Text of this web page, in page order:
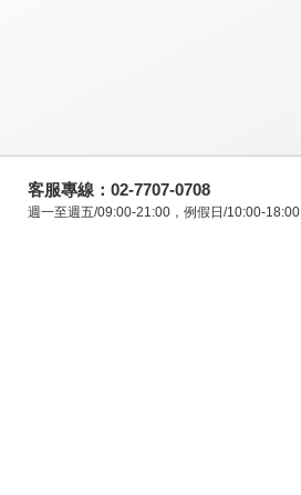
客服專線：02-7707-0708
週一至週五/09:00-21:00，例假日/10:00-18:00